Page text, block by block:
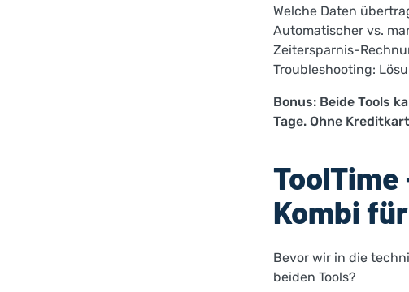
Welche Daten
Automatischer vs.
Zeitersparnis-
Troubleshooting:
Bonus: Beide Tools
Tage. Ohne
Kombi
Bevor wir in die
beiden Tools?